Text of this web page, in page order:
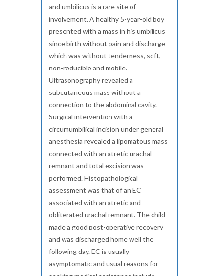
and umbilicus is a rare site of
involvement. A healthy 5-year-old boy
presented with a mass in his umbilicus
since birth without pain and discharge
which was without tenderness, soft,
non-reducible and mobile.
Ultrasonography revealed a
subcutaneous mass without a
connection to the abdominal cavity.
Surgical intervention with a
circumumbilical incision under general
anesthesia revealed a lipomatous mass
connected with an atretic urachal
remnant and total excision was
performed. Histopathological
assessment was that of an EC
associated with an atretic and
obliterated urachal remnant. The child
made a good post-operative recovery
and was discharged home well the
following day. EC is usually
asymptomatic and usual reasons for